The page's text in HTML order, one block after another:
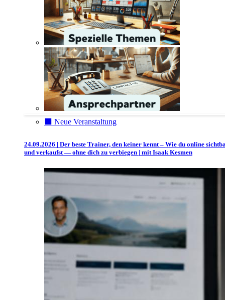
⬛️ Neue Veranstaltung
24.09.2026 | Der beste Trainer, den keiner kennt – Wie du online
und verkaufst — ohne dich zu verbiegen | mit Isaak Kesmen